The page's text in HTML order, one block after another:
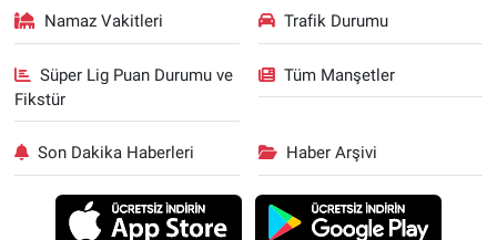
Namaz Vakitleri Trafik Durumu
Süper Lig Puan Durumu ve
Fikstür
Tüm Manşetler
Son Dakika Haberleri Haber Arşivi